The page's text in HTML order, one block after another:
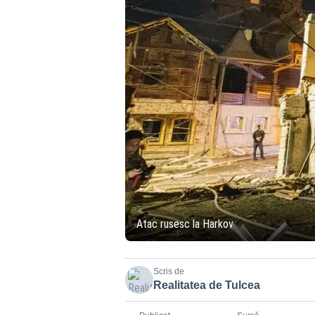
Atac rusesc la Harkov
Scris de
Realitatea de Tulcea